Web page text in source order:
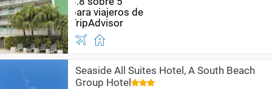
Seaside All Suites Hotel, A South Beach
Group Hotel